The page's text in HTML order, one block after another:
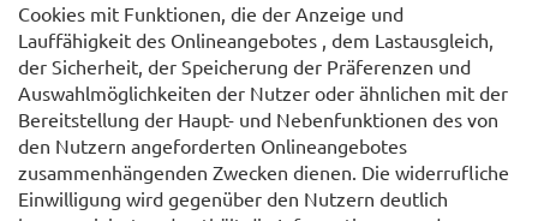
Cookies mit Funktionen, die der Anzeige und
Lauffähigkeit des Onlineangebotes , dem Lastausgleich,
der Sicherheit, der Speicherung der Präferenzen und
Auswahlmöglichkeiten der Nutzer oder ähnlichen mit der
Bereitstellung der Haupt- und Nebenfunktionen des von
den Nutzern angeforderten Onlineangebotes
zusammenhängenden Zwecken dienen. Die widerrufliche
Einwilligung wird gegenüber den Nutzern deutlich